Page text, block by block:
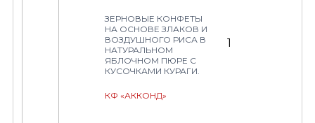
ЗЕРНОВЫЕ КОНФЕТЫ
НА ОСНОВЕ ЗЛАКОВ И
ВОЗДУШНОГО РИСА В
НАТУРАЛЬНОМ
ЯБЛОЧНОМ ПЮРЕ С
КУСОЧКАМИ КУРАГИ.
КФ «АККОНД»
1